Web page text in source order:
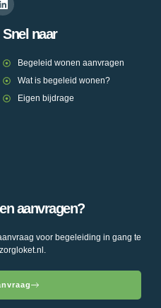
Snel naar
Begeleid wonen aanvragen
Wat is begeleid wonen?
Eigen bijdrage
aanvragen?
voor begeleiding in gang te